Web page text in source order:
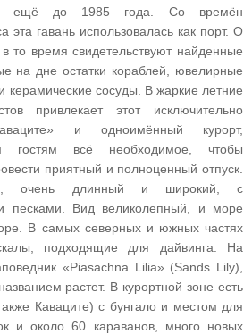
ещё до 1985 года. Со времён
эта гавань использовалась как порт. О
то время свидетельствуют найденные
на дне остатки кораблей, ювелирные
керамические сосуды. В жаркие летние
привлекает этот исключительно
и одноимённый курорт,
гостям всё необходимое, чтобы
приятный и полноценный отпуск.
очень длинный и широкий, с
песками. Вид великолепный, и море
В самых северных и южных частях
подходящие для дайвинга. На
«Piasachna Lilia» (Sands Lily),
растет. В курортной зоне есть
Каваците) с бунгало и местом для
и около 60 караванов, много новых